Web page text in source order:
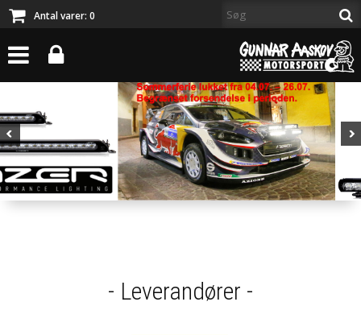
Antal varer: 0
- Leverandører -